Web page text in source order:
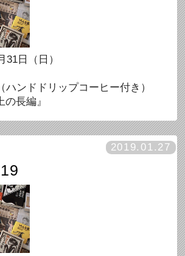
31日（日）
ハンドドリップコーヒー付き）
長編』
2019.01.27